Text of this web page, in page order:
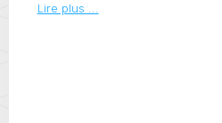
Lire plus ...